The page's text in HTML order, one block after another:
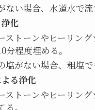
ない場合、水道水で流
化
ストーンやヒーリン
分程度埋める。
塩がない場合、粗塩で
る浄化
ストーンやヒーリン
る。